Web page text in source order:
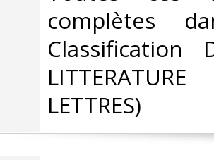
complètes
Classification
LETTRES)‎